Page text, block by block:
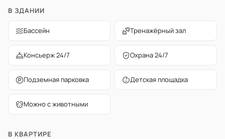
В ЗДАНИИ
Бассейн Тренажёрный зал
Консьерж 24/7 Охрана 24/7
Подземная парковка Детская площадка
Можно с животными
В КВАРТИРЕ